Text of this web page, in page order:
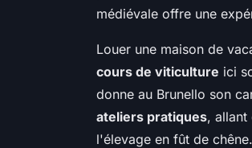
médiévale offre une
Louer une maison de
cours de viticulture ici
donne au Brunello son
ateliers pratiques, allant
l'élevage en fût de chêne.